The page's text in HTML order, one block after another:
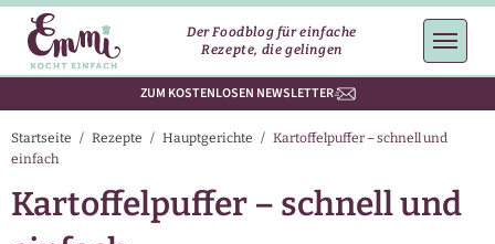
Der Foodblog für einfache
Rezepte, die gelingen
ZUM KOSTENLOSEN NEWSLETTER
Startseite / Rezepte / Hauptgerichte / Kartoffelpuffer – schnell und
einfach
Kartoffelpuffer – schnell und